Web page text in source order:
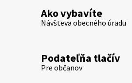
Ako vybavíte
Návšteva obecného úradu
Podateľňa tlačív
Pre občanov